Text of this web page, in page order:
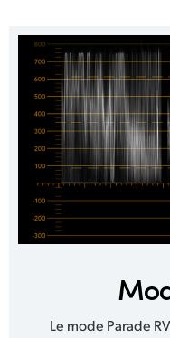
Le mode Parade